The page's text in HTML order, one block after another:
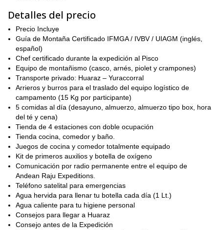
Andes de Perú es el tipo de experiencia que atesoras mucho
tiempo después de haber concluido. Si eso suena como la
aventura que quieres tener, por favor envía una solicitud.
Esperamos con interés escuchar de ti y guiarte.
También ofrecemos unaversión de 4 días de este viaje
puedes disfrutar aquí.
Detalles del precio
Precio Incluye
Guía de Montaña Certificado IFMGA / IVBV / UIAGM (inglés,
español)
Chef certificado durante la expedición al Pisco
Equipo de montañismo (casco, arnés, piolet y crampones)
Transporte privado: Huaraz – Yuraccorral
Arrieros y burros para el traslado del equipo logístico de
campamento (15 Kg por participante)
5 comidas al día (desayuno, almuerzo, almuerzo tipo box, hora
del té y cena)
Tienda de 4 estaciones con doble ocupación
Tienda cocina, comedor y baño.
Juegos de cocina y comedor totalmente equipado
Kit de primeros auxilios y botella de oxígeno
Comunicación por radio permanente entre el equipo de
Andean Raju Expeditions.
Teléfono satelital para emergencias
Agua hervida para llenar tu botella cada día (1 Lt.)
Agua caliente para tu higiene personal
Consejos para llegar a Huaraz
Consejo antes de la Expedición